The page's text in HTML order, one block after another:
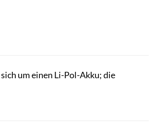
um einen Li-Pol-Akku; die